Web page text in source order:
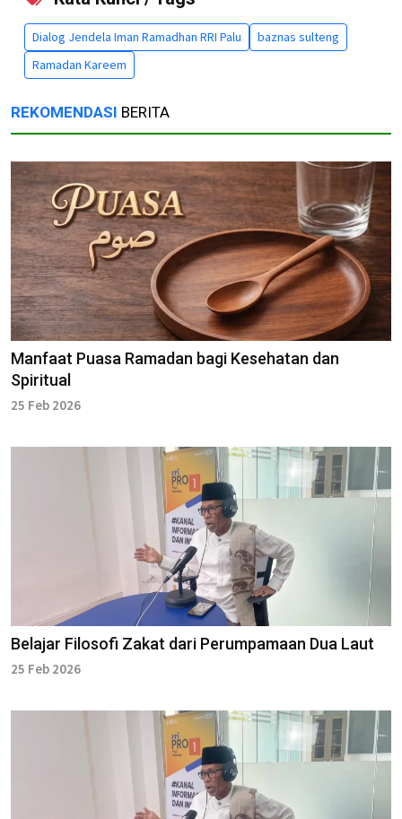
Dialog Jendela Iman Ramadhan RRI Palu
baznas sulteng
Ramadan Kareem
REKOMENDASI BERITA
Manfaat Puasa Ramadan bagi Kesehatan dan
Spiritual
25 Feb 2026
Belajar Filosofi Zakat dari Perumpamaan Dua Laut
25 Feb 2026